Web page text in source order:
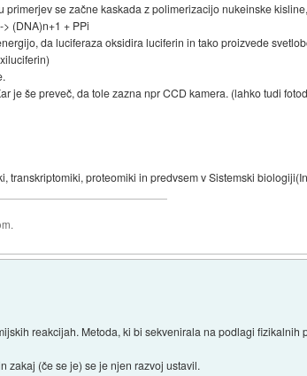
se začne kaskada z polimerizacijo nukeinske
(DNA)n+1 + PPi
da luciferaza oksidira luciferin in tako proizvede
je še preveč, da tole zazna npr CCD kamera. (lahko tudi
transkriptomiki, proteomiki in predvsem v Sistemski
reakcijah. Metoda, ki bi sekvenirala na podlagi fizikalnih
zakaj (če se je) se je njen razvoj ustavil.